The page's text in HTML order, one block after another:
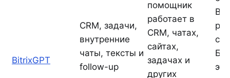
BitrixGPT
CRM, задачи,
внутренние
чаты, тексты и
follow-up
помощник
работает в
CRM, чатах,
сайтах,
задачах и
других
с